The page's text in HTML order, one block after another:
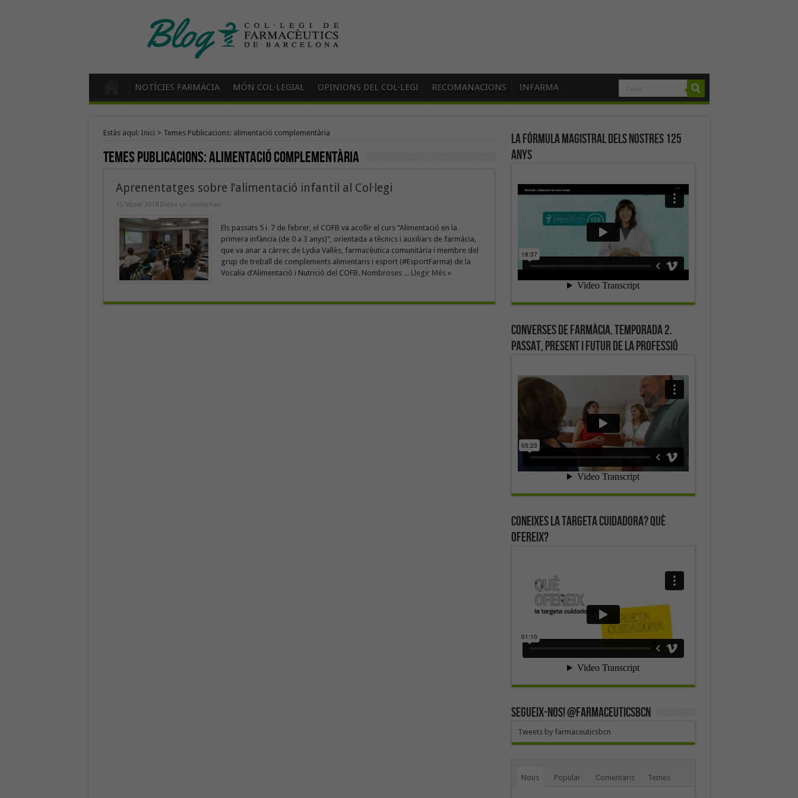
NOTÍCIES FARMÀCIA MÓN COL·LEGIAL OPINIONS DEL COL·LEGI RECOMANACIONS INFARMA
Estàs aquí: Inici > Temes Publicacions: alimentació complementària
Temes Publicacions:alimentació complementària
Aprenentatges sobre l’alimentació infantil al Col·legi
15 febrer 2018 Deixa un comentari
Els passats 5 i 7 de febrer, el COFB va acollir el curs “Alimentació en la
primera infància (de 0 a 3 anys)”, orientada a tècnics i auxiliars de farmàcia,
que va anar a càrrec de Lydia Vallès, farmacèutica comunitària i membre del
grup de treball de complements alimentaris i esport (#EsportFarma) de la
Vocalia d’Alimentació i Nutrició del COFB. Nombroses ... Llegir Més »
La fórmula magistral dels nostres 125
anys
Converses de farmàcia. Temporada 2.
Passat, present i futur de la professió
Coneixes la targeta cuidadora? Què
ofereix?
SEGUEIX-NOS! @farmaceuticsbcn
Tweets by farmaceuticsbcn
Nous Popular Comentaris Temes